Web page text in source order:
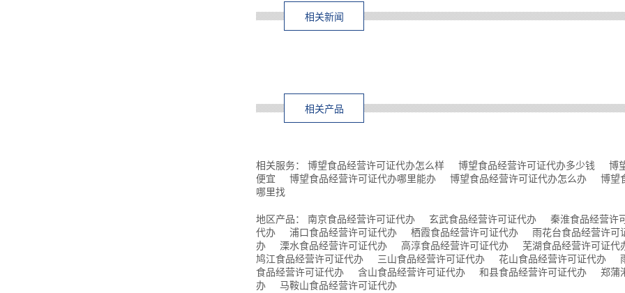
相关新闻
相关产品
相关服务： 博望食品经营许可证代办怎么样 博望食品经营许可证代办多少钱
博
便宜
博望食品经营许可证代办哪里能办 博望食品经营许可证代办怎么办
博望
哪里找
地区产品： 南京食品经营许可证代办 玄武食品经营许可证代办
秦淮食品经营许
代办
浦口食品经营许可证代办 栖霞食品经营许可证代办
雨花台食品经营许可
办
溧水食品经营许可证代办 高淳食品经营许可证代办
芜湖食品经营许可证代
鸠江食品经营许可证代办
三山食品经营许可证代办 花山食品经营许可证代办
食品经营许可证代办
含山食品经营许可证代办 和县食品经营许可证代办
郑蒲
办
马鞍山食品经营许可证代办